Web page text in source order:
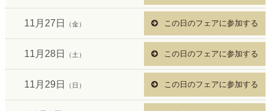
11月27日 （金） この日のフェアに参加する
11月28日 （土） この日のフェアに参加する
11月29日 （日） この日のフェアに参加する